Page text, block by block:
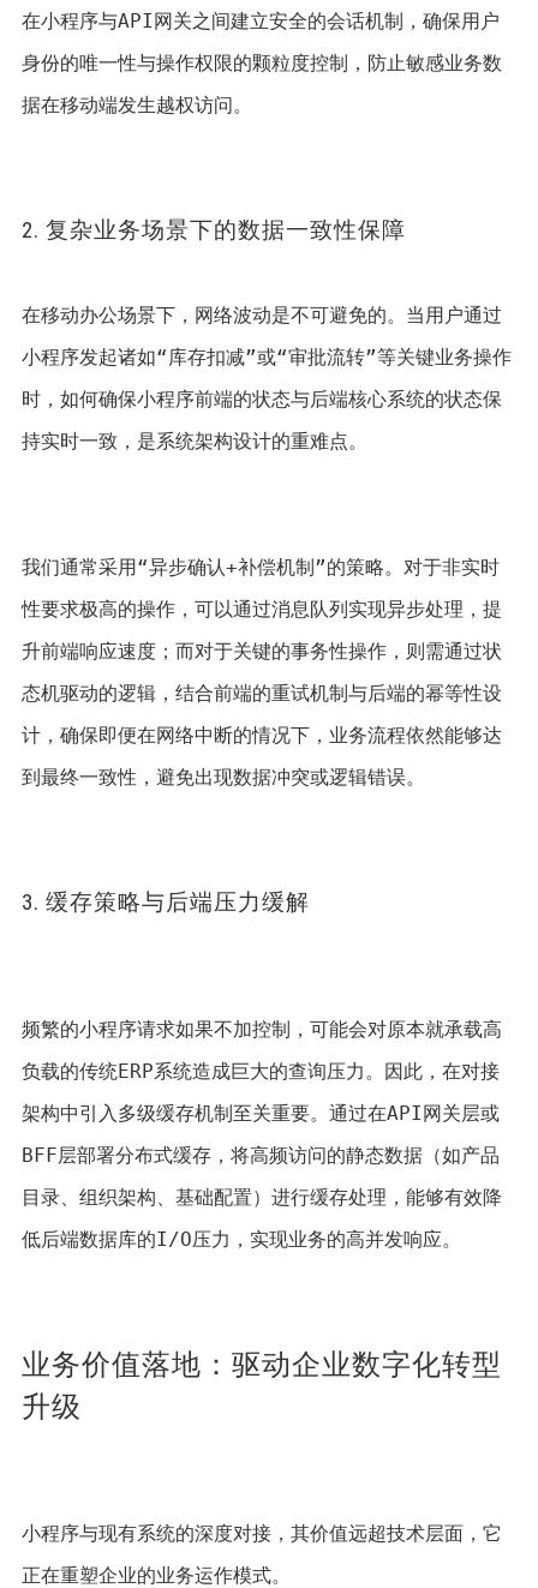
在小程序与API网关之间建立安全的会话机制，确保用户
身份的唯一性与操作权限的颗粒度控制，防止敏感业务数
据在移动端发生越权访问。
2. 复杂业务场景下的数据一致性保障
在移动办公场景下，网络波动是不可避免的。当用户通过
小程序发起诸如“库存扣减”或“审批流转”等关键业务操作
时，如何确保小程序前端的状态与后端核心系统的状态保
持实时一致，是系统架构设计的重难点。
我们通常采用“异步确认+补偿机制”的策略。对于非实时
性要求极高的操作，可以通过消息队列实现异步处理，提
升前端响应速度；而对于关键的事务性操作，则需通过状
态机驱动的逻辑，结合前端的重试机制与后端的幂等性设
计，确保即便在网络中断的情况下，业务流程依然能够达
到最终一致性，避免出现数据冲突或逻辑错误。
3. 缓存策略与后端压力缓解
频繁的小程序请求如果不加控制，可能会对原本就承载高
负载的传统ERP系统造成巨大的查询压力。因此，在对接
架构中引入多级缓存机制至关重要。通过在API网关层或
BFF层部署分布式缓存，将高频访问的静态数据（如产品
目录、组织架构、基础配置）进行缓存处理，能够有效降
低后端数据库的I/O压力，实现业务的高并发响应。
业务价值落地：驱动企业数字化转型
升级
小程序与现有系统的深度对接，其价值远超技术层面，它
正在重塑企业的业务运作模式。